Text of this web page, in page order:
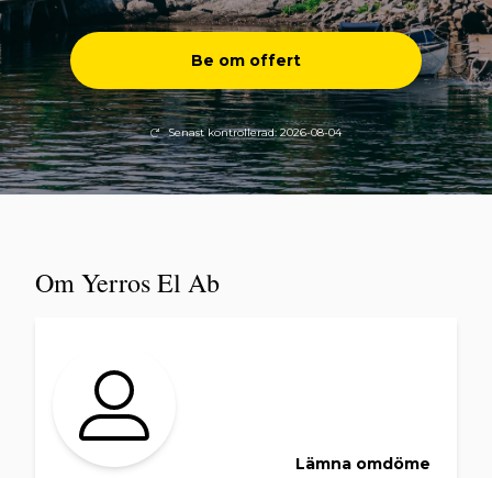
Be om offert
Senast kontrollerad: 2026-08-04
Om Yerros El Ab
Lämna omdöme